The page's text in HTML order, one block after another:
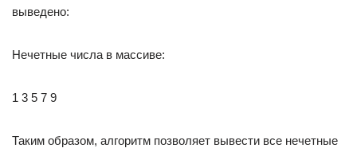
выведено:
Нечетные числа в массиве:
1 3 5 7 9
Таким образом, алгоритм позволяет вывести все нечетные